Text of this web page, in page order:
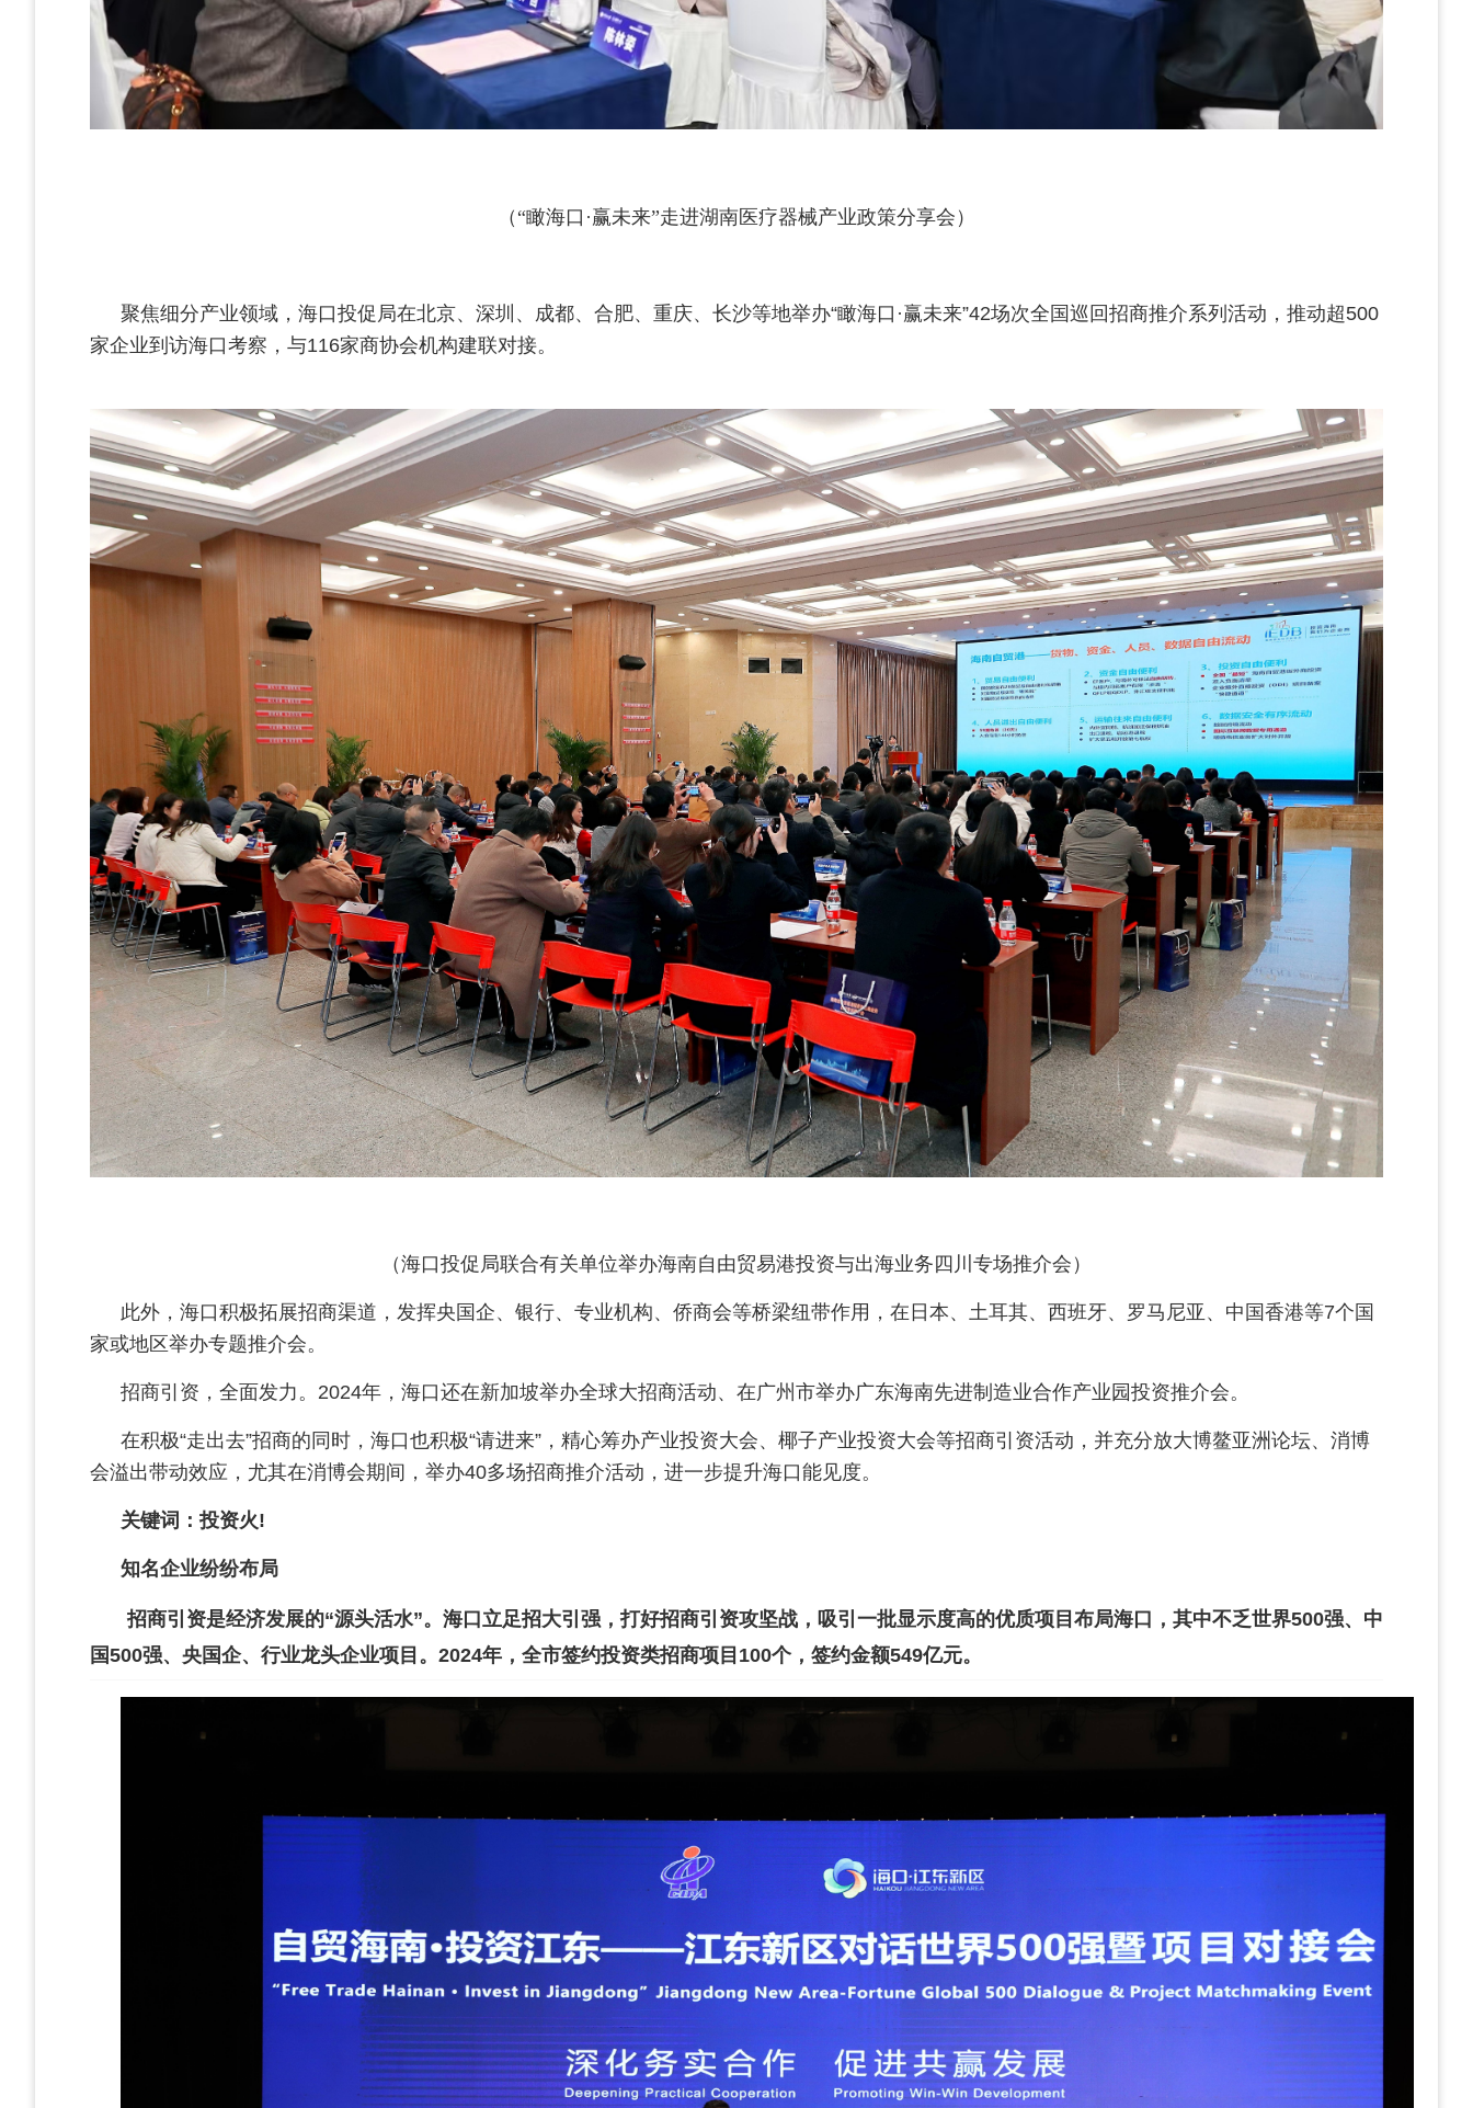
（“瞰海口·赢未来”走进湖南医疗器械产业政策分享会）
聚焦细分产业领域，海口投促局在北京、深圳、成都、合肥、重庆、长沙等地举办“瞰海口·赢未来”42场次全国巡回招商推介系列活动，推动超500
家企业到访海口考察，与116家商协会机构建联对接。
（海口投促局联合有关单位举办海南自由贸易港投资与出海业务四川专场推介会）
此外，海口积极拓展招商渠道，发挥央国企、银行、专业机构、侨商会等桥梁纽带作用，在日本、土耳其、西班牙、罗马尼亚、中国香港等7个国
家或地区举办专题推介会。
招商引资，全面发力。2024年，海口还在新加坡举办全球大招商活动、在广州市举办广东海南先进制造业合作产业园投资推介会。
在积极“走出去”招商的同时，海口也积极“请进来”，精心筹办产业投资大会、椰子产业投资大会等招商引资活动，并充分放大博鳌亚洲论坛、消博
会溢出带动效应，尤其在消博会期间，举办40多场招商推介活动，进一步提升海口能见度。
关键词：投资火!
知名企业纷纷布局
招商引资是经济发展的“源头活水”。海口立足招大引强，打好招商引资攻坚战，吸引一批显示度高的优质项目布局海口，其中不乏世界500强、中
国500强、央国企、行业龙头企业项目。2024年，全市签约投资类招商项目100个，签约金额549亿元。